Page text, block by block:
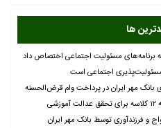
ها
مسئولیت‌پذیری اجتماعی است